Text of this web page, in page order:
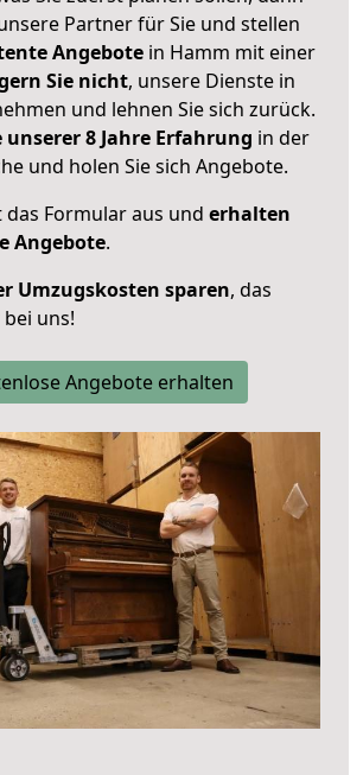
Partner für Sie und stellen
Angebote in Hamm mit einer
Sie nicht, unsere Dienste in
und lehnen Sie sich zurück.
unserer 8 Jahre Erfahrung in der
und holen Sie sich Angebote.
das Formular aus und erhalten
Angebote.
Umzugskosten sparen, das
uns!
Angebote erhalten